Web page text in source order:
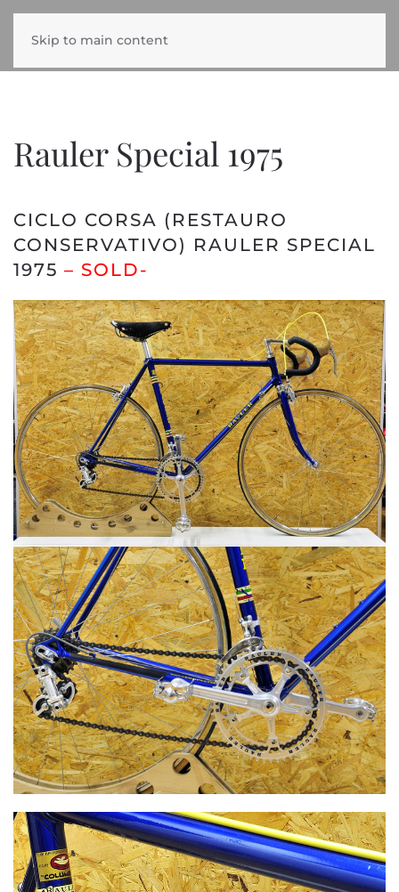
Skip to main content
Rauler Special 1975
CICLO CORSA (RESTAURO
CONSERVATIVO) RAULER SPECIAL
1975 – SOLD-